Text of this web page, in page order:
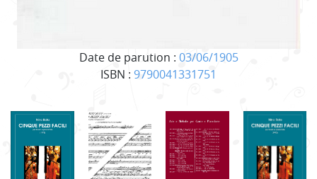
Date de parution : 03/06/1905
ISBN : 9790041331751